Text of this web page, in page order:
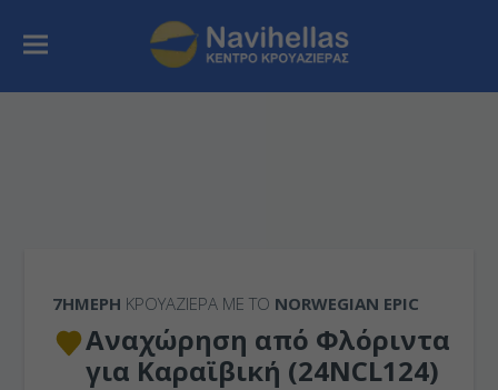
7ΉΜΕΡΗ ΚΡΟΥΑΖΙΕΡΑ ΜΕ ΤΟ NORWEGIAN EPIC
Αναχώρηση από Φλόριντα
για Καραϊβική (24NCL124)